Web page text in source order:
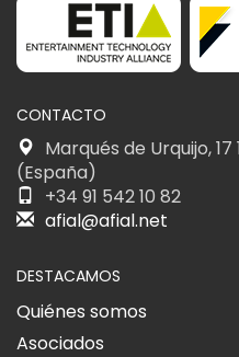
CONTACTO
Marqués de Urquijo, 17
(España)
+34 91 542 10 82
afial@afial.net
DESTACAMOS
Quiénes somos
Asociados